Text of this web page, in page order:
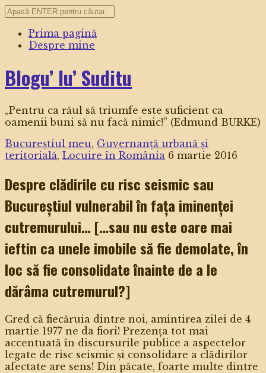
Prima pagină
Despre mine
Blogu’ lu’ Suditu
„Pentru ca răul să triumfe este suficient ca
oamenii buni să nu facă nimic!” (Edmund BURKE)
Bucureștiul meu, Guvernanță urbană și
teritorială, Locuire în România 6 martie 2016
Despre clădirile cu risc seismic sau
Bucureștiul vulnerabil în fața iminenței
cutremurului… […sau nu este oare mai
ieftin ca unele imobile să fie demolate, în
loc să fie consolidate înainte de a le
dărâma cutremurul?]
Cred că fiecăruia dintre noi, amintirea zilei de 4
martie 1977 ne da fiori! Prezența tot mai
accentuată în discursurile publice a aspectelor
legate de risc seismic și consolidare a clădirilor
afectate are sens! Din păcate, foarte multe dintre